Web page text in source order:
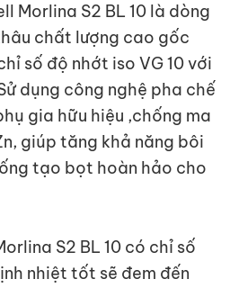
Morlina S2 BL 10 là dòng
chất lượng cao gốc
số độ nhớt iso VG 10 với
dụng công nghệ pha chế
gia hữu hiệu ,chống ma
giúp tăng khả năng bôi
tạo bọt hoàn hảo cho
S2 BL 10 có chỉ số
nhiệt tốt sẽ đem đến